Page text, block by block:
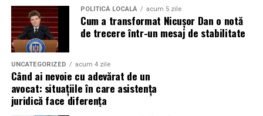
Atacurile sunt mai eficiente în contextul
evenimentelor globale
Campaniile de phishing asociate evenimentelor
importante profită de interesul public ridicat, de
presiunea timpului și de teama utilizatorilor că ar putea
pierde o ofertă sau o oportunitate. Mesajele care anunță
ultimele bilete disponibile, acces limitat la o transmisie
POLITICĂ LOCALĂ acum 5 zile
Cum a transformat Nicușor Dan o notă
de trecere într-un mesaj de stabilitate
UNCATEGORIZED acum 4 zile
Când ai nevoie cu adevărat de un
avocat: situațiile în care asistența
juridică face diferența